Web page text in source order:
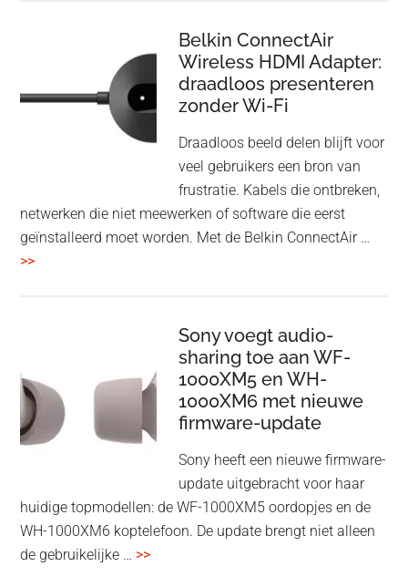
Speaker
in
een
twist
Belkin ConnectAir
Wireless HDMI Adapter:
draadloos presenteren
zonder Wi-Fi
Draadloos beeld delen blijft voor
veel gebruikers een bron van
frustratie. Kabels die ontbreken,
netwerken die niet meewerken of software die eerst
geïnstalleerd moet worden. Met de Belkin ConnectAir …
>>overBelkin
draadloos
presenteren
zonder
Wi-
Sony voegt audio-
sharing toe aan WF-
1000XM5 en WH-
1000XM6 met nieuwe
firmware-update
Sony heeft een nieuwe firmware-
update uitgebracht voor haar
huidige topmodellen: de WF-1000XM5 oordopjes en de
WH-1000XM6 koptelefoon. De update brengt niet alleen
de gebruikelijke … >>overSony